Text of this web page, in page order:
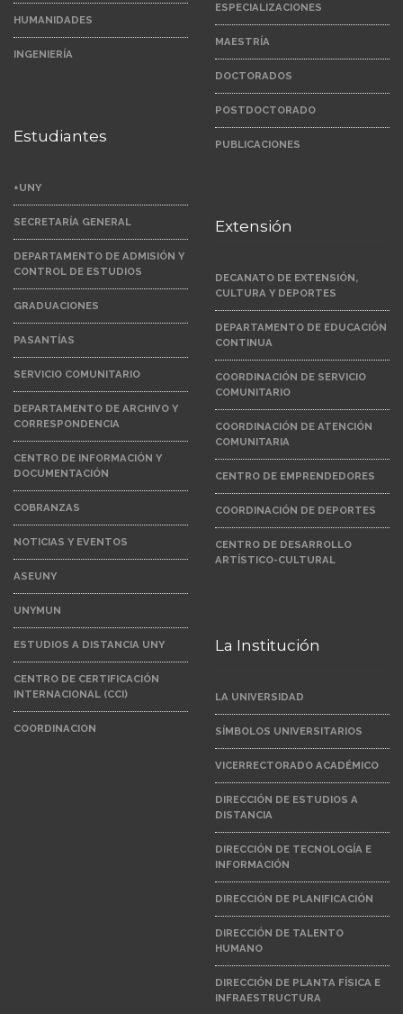
HUMANIDADES
INGENIERÍA
Estudiantes
+UNY
SECRETARÍA GENERAL
DEPARTAMENTO DE ADMISIÓN Y
CONTROL DE ESTUDIOS
GRADUACIONES
PASANTÍAS
SERVICIO COMUNITARIO
DEPARTAMENTO DE ARCHIVO Y
CORRESPONDENCIA
CENTRO DE INFORMACIÓN Y
DOCUMENTACIÓN
COBRANZAS
NOTICIAS Y EVENTOS
ASEUNY
UNYMUN
ESTUDIOS A DISTANCIA UNY
CENTRO DE CERTIFICACIÓN
INTERNACIONAL (CCI)
COORDINACION
ESPECIALIZACIONES
MAESTRÍA
DOCTORADOS
POSTDOCTORADO
PUBLICACIONES
Extensión
DECANATO DE EXTENSIÓN,
CULTURA Y DEPORTES
DEPARTAMENTO DE EDUCACIÓN
CONTINUA
COORDINACIÓN DE SERVICIO
COMUNITARIO
COORDINACIÓN DE ATENCIÓN
COMUNITARIA
CENTRO DE EMPRENDEDORES
COORDINACIÓN DE DEPORTES
CENTRO DE DESARROLLO
ARTÍSTICO-CULTURAL
La Institución
LA UNIVERSIDAD
SÍMBOLOS UNIVERSITARIOS
VICERRECTORADO ACADÉMICO
DIRECCIÓN DE ESTUDIOS A
DISTANCIA
DIRECCIÓN DE TECNOLOGÍA E
INFORMACIÓN
DIRECCIÓN DE PLANIFICACIÓN
DIRECCIÓN DE TALENTO
HUMANO
DIRECCIÓN DE PLANTA FÍSICA E
INFRAESTRUCTURA